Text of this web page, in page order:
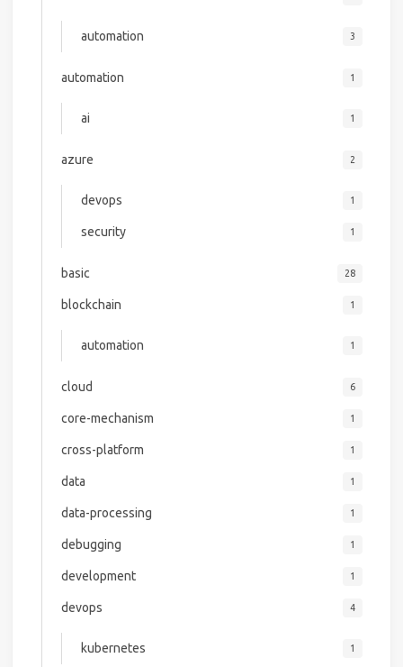
automation 3
automation 1
ai 1
azure 2
devops 1
security 1
basic 28
blockchain 1
automation 1
cloud 6
core-mechanism 1
cross-platform 1
data 1
data-processing 1
debugging 1
development 1
devops 4
kubernetes 1